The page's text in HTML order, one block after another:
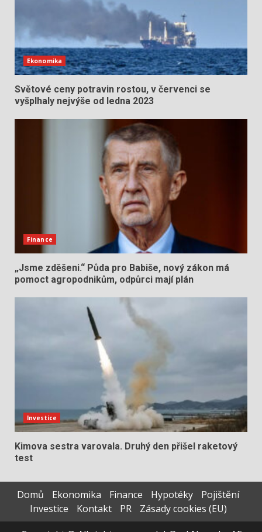
Ekonomika
Světové ceny potravin rostou, v červenci se
vyšplhaly nejvýše od ledna 2023
Finance
„Jsme zděšeni.“ Půda pro Babiše, nový zákon má
pomoct agropodnikům, odpůrci mají plán
Investice
Kimova sestra varovala. Druhý den přišel raketový
test
Domů Ekonomika Finance Hypotéky
Pojištění
Investice
Kontakt PR
Zásady cookies (EU)